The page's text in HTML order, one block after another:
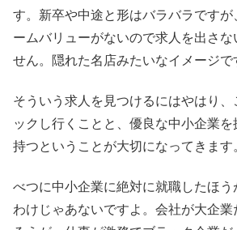
す。新卒や中途と形はバラバラです
ームバリューがないので求人を出さな
せん。隠れた名店みたいなイメージで
そういう求人を見つけるにはやはり、
ックし行くことと、優良な中小企業
持つということが大切になってきます
べつに中小企業に絶対に就職したほう
わけじゃあないですよ。会社が大企